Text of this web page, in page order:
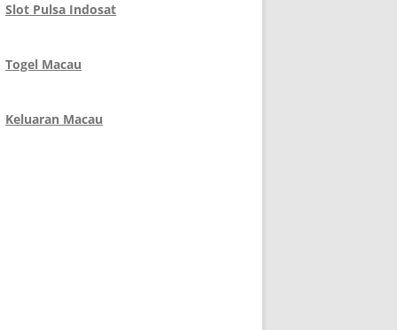
Slot Pulsa Indosat
Togel Macau
Keluaran Macau